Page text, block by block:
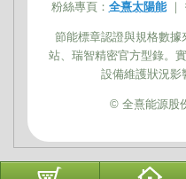
粉絲專頁： 全熹太陽能｜
節能標章認證與規格數
站、瑞智精密官方型錄。
設備維護狀況影
© 全熹能源股